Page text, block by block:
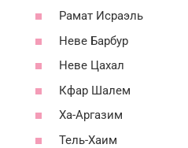
Рамат Исраэль
Неве Барбур
Неве Цахал
Кфар Шалем
Ха-Аргазим
Тель-Хаим